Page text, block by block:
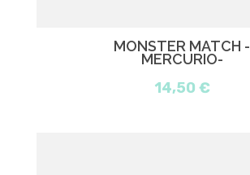
MONSTER MATCH -
MERCURIO-
14,50 €